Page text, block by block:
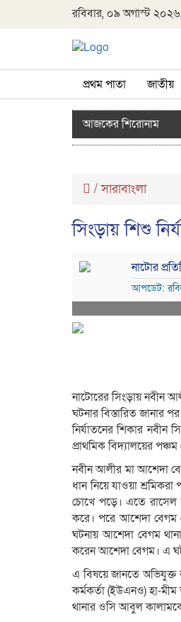
রবিবার, ০৯ অগাস্ট
প্রথম পাতা জাতীয়
আজকের শিরোনাম
/সারাবাংলা
সিংড়ায় শিশু
নাটোর
আপডেট:
নাটোরের সিংড়ায় নবীন
ঘটনার বিস্তারিত জানার
নির্যাতনের শিকার
প্রাথমিক বিদ্যালয়ের
নবীন আলীর মা আশেদা
ধান নিয়ে যাওয়া
চোখে পড়ে। এতে রাসেল
করে। পরে আশেদা বেগম
ঘটনায় আশেদা বেগম
করেন আশেদা বেগম। এ
এ বিষয়ে জানতে অভিযুক্ত
কর্মকর্তা (ইউএনও) হা-মীম
থানার ওসি আবুল